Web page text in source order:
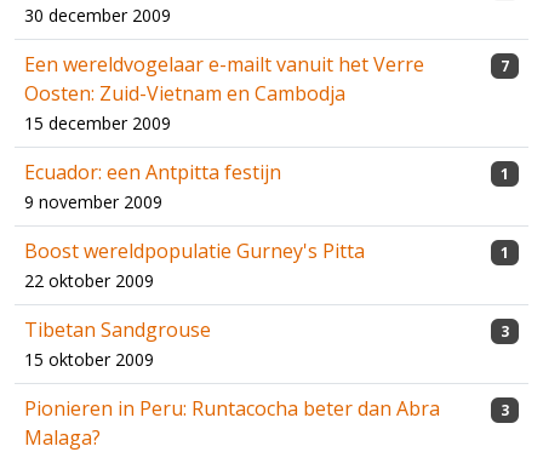
30 december 2009
Een wereldvogelaar e-mailt vanuit het Verre
Oosten: Zuid-Vietnam en Cambodja
15 december 2009
7
Ecuador: een Antpitta festijn
9 november 2009
1
Boost wereldpopulatie Gurney's Pitta
22 oktober 2009
1
Tibetan Sandgrouse
15 oktober 2009
3
Pionieren in Peru: Runtacocha beter dan Abra
Malaga?
3